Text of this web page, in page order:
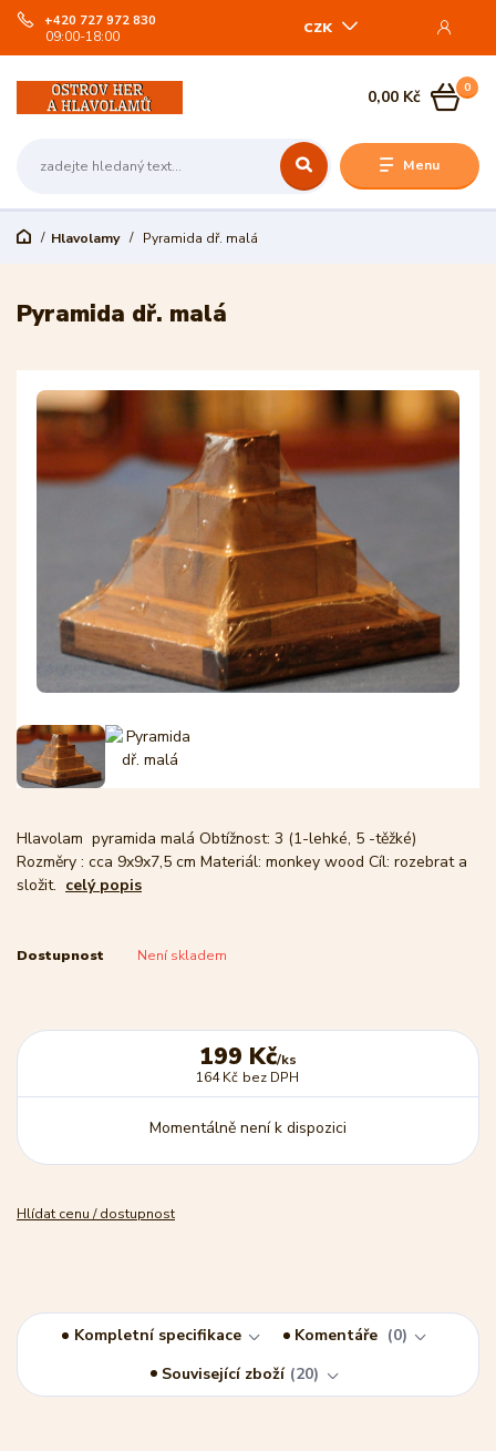
Menu
CZK
+420 727 972 830
09:00-18:00
0
0,00 Kč
Hlavolamy Pyramida dř. malá
Pyramida dř. malá
Hlavolam pyramida malá Obtížnost: 3 (1-lehké, 5 -těžké)
Rozměry : cca 9x9x7,5 cm Materiál: monkey wood Cíl: rozebrat a
složit. celý popis
Dostupnost Není skladem
199 Kč/ks
164 Kč bez DPH
Momentálně není k dispozici
Hlídat cenu / dostupnost
Kompletní specifikace Komentáře
0
Související zboží 20